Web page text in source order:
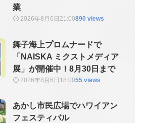
業
2026年8月6日 21:00890 views
舞子海上プロムナードで
「NAISKA ミクストメディア
展」が開催中！8月30日まで
2026年8月6日 18:0055 views
あかし市民広場でハワイアン
フェスティバル